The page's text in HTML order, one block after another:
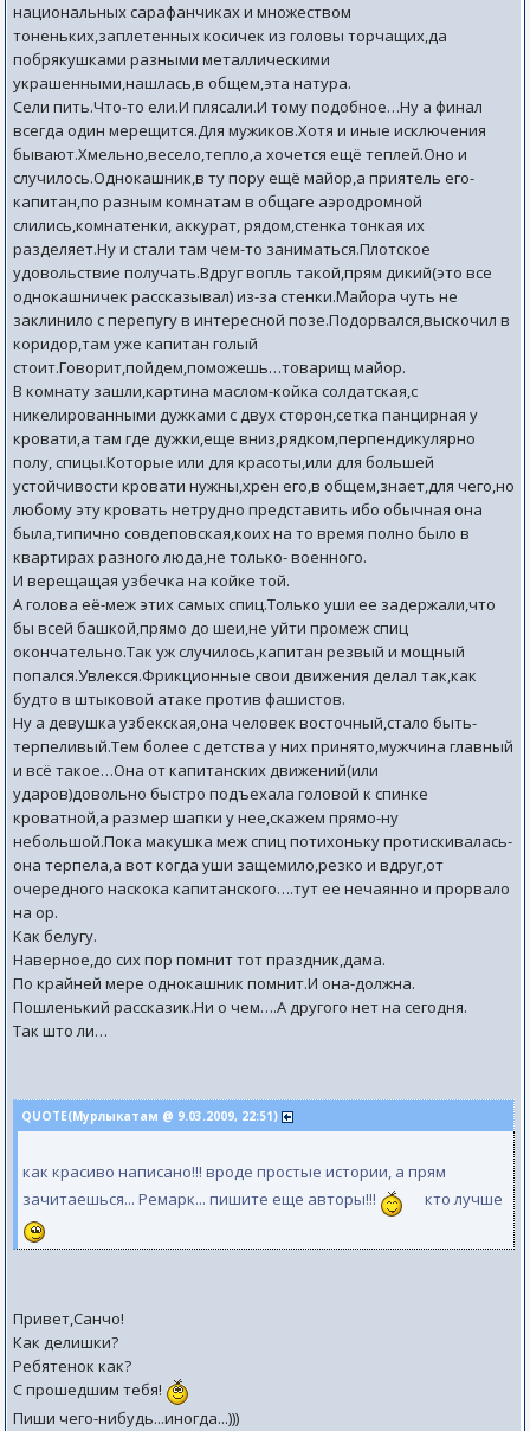
национальных сарафанчиках и множеством
тоненьких,заплетенных косичек из головы торчащих,да
побрякушками разными металлическими
украшенными,нашлась,в общем,эта натура.
Сели пить.Что-то ели.И плясали.И тому подобное…Ну а финал
всегда один мерещится.Для мужиков.Хотя и иные исключения
бывают.Хмельно,весело,тепло,а хочется ещё теплей.Оно и
случилось.Однокашник,в ту пору ещё майор,а приятель его-
капитан,по разным комнатам в общаге аэродромной
слились,комнатенки, аккурат, рядом,стенка тонкая их
разделяет.Ну и стали там чем-то заниматься.Плотское
удовольствие получать.Вдруг вопль такой,прям дикий(это все
однокашничек рассказывал) из-за стенки.Майора чуть не
заклинило с перепугу в интересной позе.Подорвался,выскочил в
коридор,там уже капитан голый
стоит.Говорит,пойдем,поможешь…товарищ майор.
В комнату зашли,картина маслом-койка солдатская,с
никелированными дужками с двух сторон,сетка панцирная у
кровати,а там где дужки,еще вниз,рядком,перпендикулярно
полу, спицы.Которые или для красоты,или для большей
устойчивости кровати нужны,хрен его,в общем,знает,для чего,но
любому эту кровать нетрудно представить ибо обычная она
была,типично совдеповская,коих на то время полно было в
квартирах разного люда,не только- военного.
И верещащая узбечка на койке той.
А голова её-меж этих самых спиц.Только уши ее задержали,что
бы всей башкой,прямо до шеи,не уйти промеж спиц
окончательно.Так уж случилось,капитан резвый и мощный
попался.Увлекся.Фрикционные свои движения делал так,как
будто в штыковой атаке против фашистов.
Ну а девушка узбекская,она человек восточный,стало быть-
терпеливый.Тем более с детства у них принято,мужчина главный
и всё такое…Она от капитанских движений(или
ударов)довольно быстро подъехала головой к спинке
кроватной,а размер шапки у нее,скажем прямо-ну
небольшой.Пока макушка меж спиц потихоньку протискивалась-
она терпела,а вот когда уши защемило,резко и вдруг,от
очередного наскока капитанского….тут ее нечаянно и прорвало
на ор.
Как белугу.
Наверное,до сих пор помнит тот праздник,дама.
По крайней мере однокашник помнит.И она-должна.
Пошленький рассказик.Ни о чем….А другого нет на сегодня.
Так што ли…
QUOTE(Мурлыкатам @ 9.03.2009, 22:51)
как красиво написано!!! вроде простые истории, а прям
зачитаешься... Ремарк... пишите еще авторы!!!
кто лучше
Привет,Санчо!
Как делишки?
Ребятенок как?
С прошедшим тебя!
Пиши чего-нибудь...иногда...)))